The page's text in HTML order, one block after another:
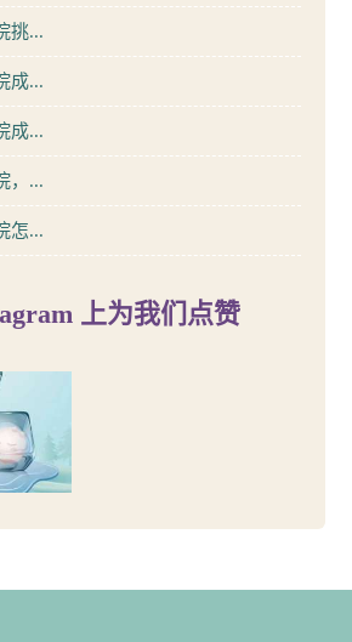
挑...
成...
成...
，...
怎...
上为我们点赞